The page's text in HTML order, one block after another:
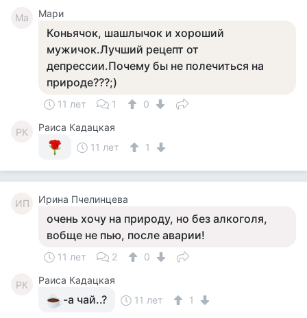
Ма Мари
Коньячок, шашлычок и хороший
мужичок.Лучший рецепт от
депрессии.Почему бы не полечиться на
природе???;)
11 лет 1 0
РК
Раиса Кадацкая
11 лет
1
ИП Ирина Пчелинцева
очень хочу на природу, но без алкоголя,
вобще не пью, после аварии!
11 лет 2 0
РК Раиса Кадацкая
-а чай..? 11 лет 1